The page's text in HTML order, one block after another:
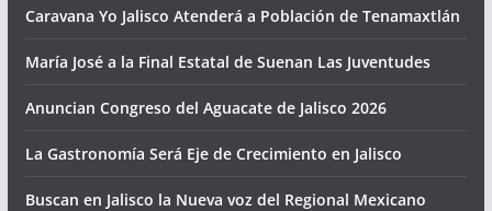
Caravana Yo Jalisco Atenderá a Población de Tenamaxtlán
María José a la Final Estatal de Suenan Las Juventudes
Anuncian Congreso del Aguacate de Jalisco 2026
La Gastronomía Será Eje de Crecimiento en Jalisco
Buscan en Jalisco la Nueva voz del Regional Mexicano